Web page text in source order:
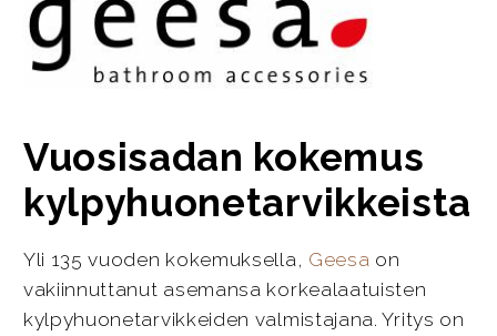
Vuosisadan kokemus
kylpyhuonetarvikkeista
Yli 135 vuoden kokemuksella, Geesa on
vakiinnuttanut asemansa korkealaatuisten
kylpyhuonetarvikkeiden valmistajana. Yritys on